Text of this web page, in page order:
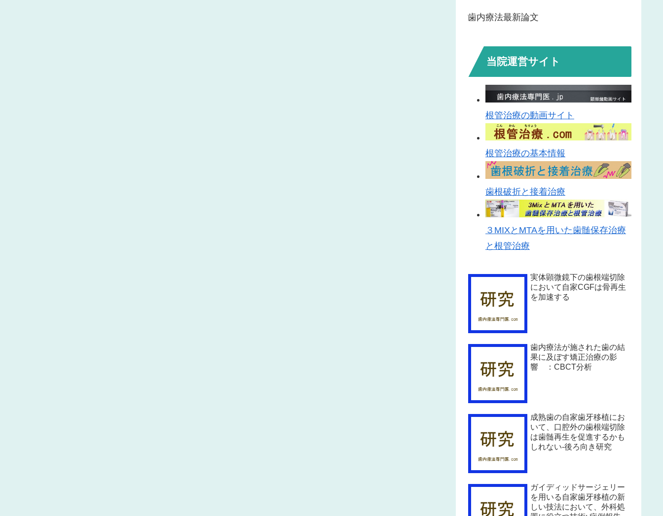
歯内療法最新論文
当院運営サイト
根管治療の動画サイト
根管治療の基本情報
歯根破折と接着治療
３MIXとMTAを用いた歯髄保存治療
と根管治療
実体顕微鏡下の歯根端切除
において自家CGFは骨再生
を加速する
歯内療法が施された歯の結
果に及ぼす矯正治療の影
響 ：CBCT分析
成熟歯の自家歯牙移植にお
いて、口腔外の歯根端切除
は歯髄再生を促進するかも
しれない-後ろ向き研究
ガイディッドサージェリー
を用いる自家歯牙移植の新
しい技法において、外科処